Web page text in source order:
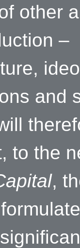
other
–
and
to the
,